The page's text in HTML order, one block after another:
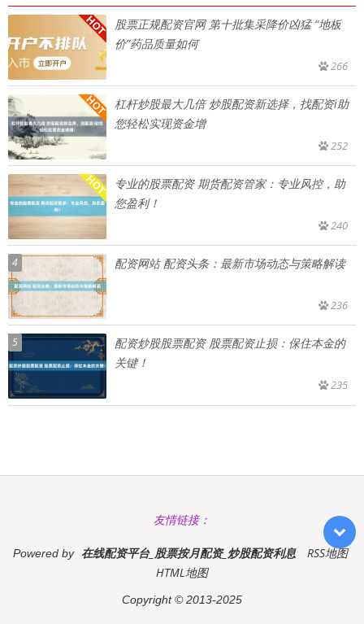
股票正规配资官网 第十批集采降价凶猛 “地板
价”药品质量如何
266
杠杆炒股最大几倍 炒股配资新选择，找配资i助
您轻松实现资金增
252
专业的股票配资 期货配资管家：专业风控，助
您盈利！
240
4 配资网站 配资头条：最新市场动态与策略解读
236
5
配资炒股股票配资 股票配资止损：保住本金的
关键！
235
友情链接：
Powered by 在线配资平台_股票按月配资_炒股配资利息
RSS地图
HTML地图
Copyright© 2013-2025